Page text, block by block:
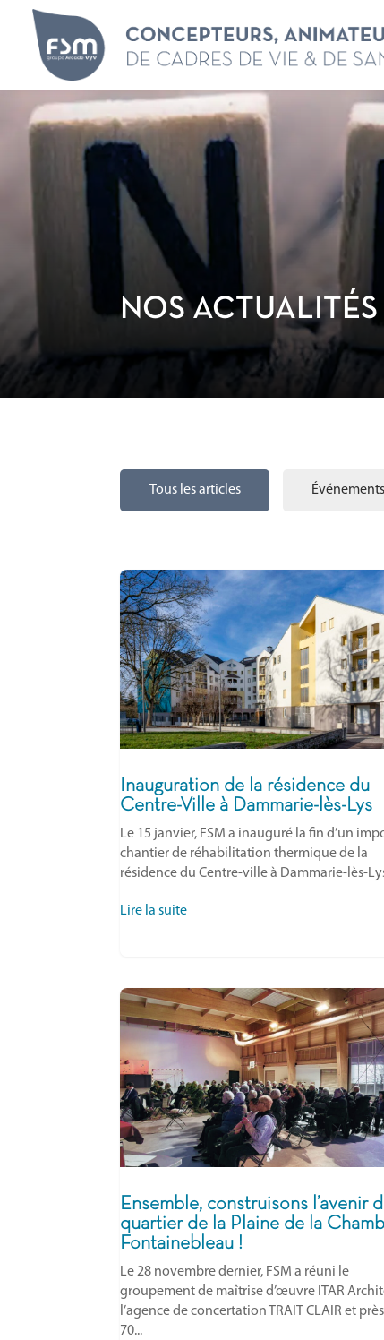
NOS ACTUALITÉS
Tous les articles
Inauguration de la résidence du
Centre-Ville à Dammarie-lès-Lys
Le 15 janvier, FSM a inauguré la fin d’un
chantier de réhabilitation thermique de la
résidence du Centre-ville à Dammarie-lès-
Lire la suite
Ensemble, construisons l’avenir
quartier de la Plaine de la
Fontainebleau !
Le 28 novembre dernier, FSM a réuni le
groupement de maîtrise d’œuvre ITAR
l’agence de concertation TRAIT CLAIR et
70...